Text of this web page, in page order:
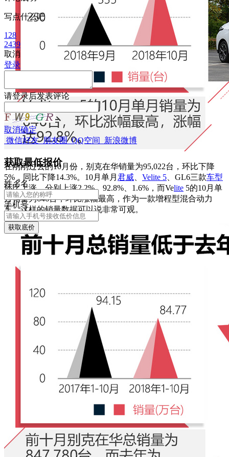
在刚刚过去的10月份，别克在华销量为95,022台，环比下降
5%，同比下降14.3%。10月单月 君威 Velite 5 、GL6三款车型
环比上涨，分别上涨2.2%、92.8%、1.6%，而Velite 5的10月单
月销量为646台，环比涨幅最高，作为一款增程型混合动力
车，这样的销量数据可以说非常可观。
写点什么吧
128
2439
取消
登录
请登录后发表评论
取消确定
微信好友 朋友圈 QQ空间 新浪微博
获取最低报价
姓名名
手机号
获取底价